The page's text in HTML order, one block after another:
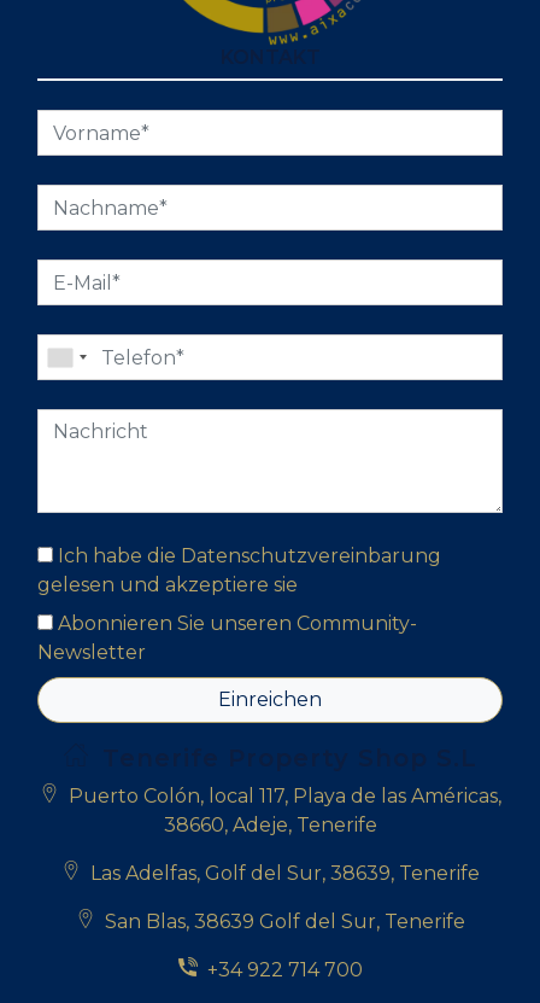
Ich habe die Datenschutzvereinbarung
gelesen und akzeptiere sie
Abonnieren Sie unseren Community-
Newsletter
Einreichen
Puerto Colón, local 117, Playa de las Américas,
38660, Adeje, Tenerife
Las Adelfas, Golf del Sur, 38639, Tenerife
San Blas, 38639 Golf del Sur, Tenerife
+34 922 714 700